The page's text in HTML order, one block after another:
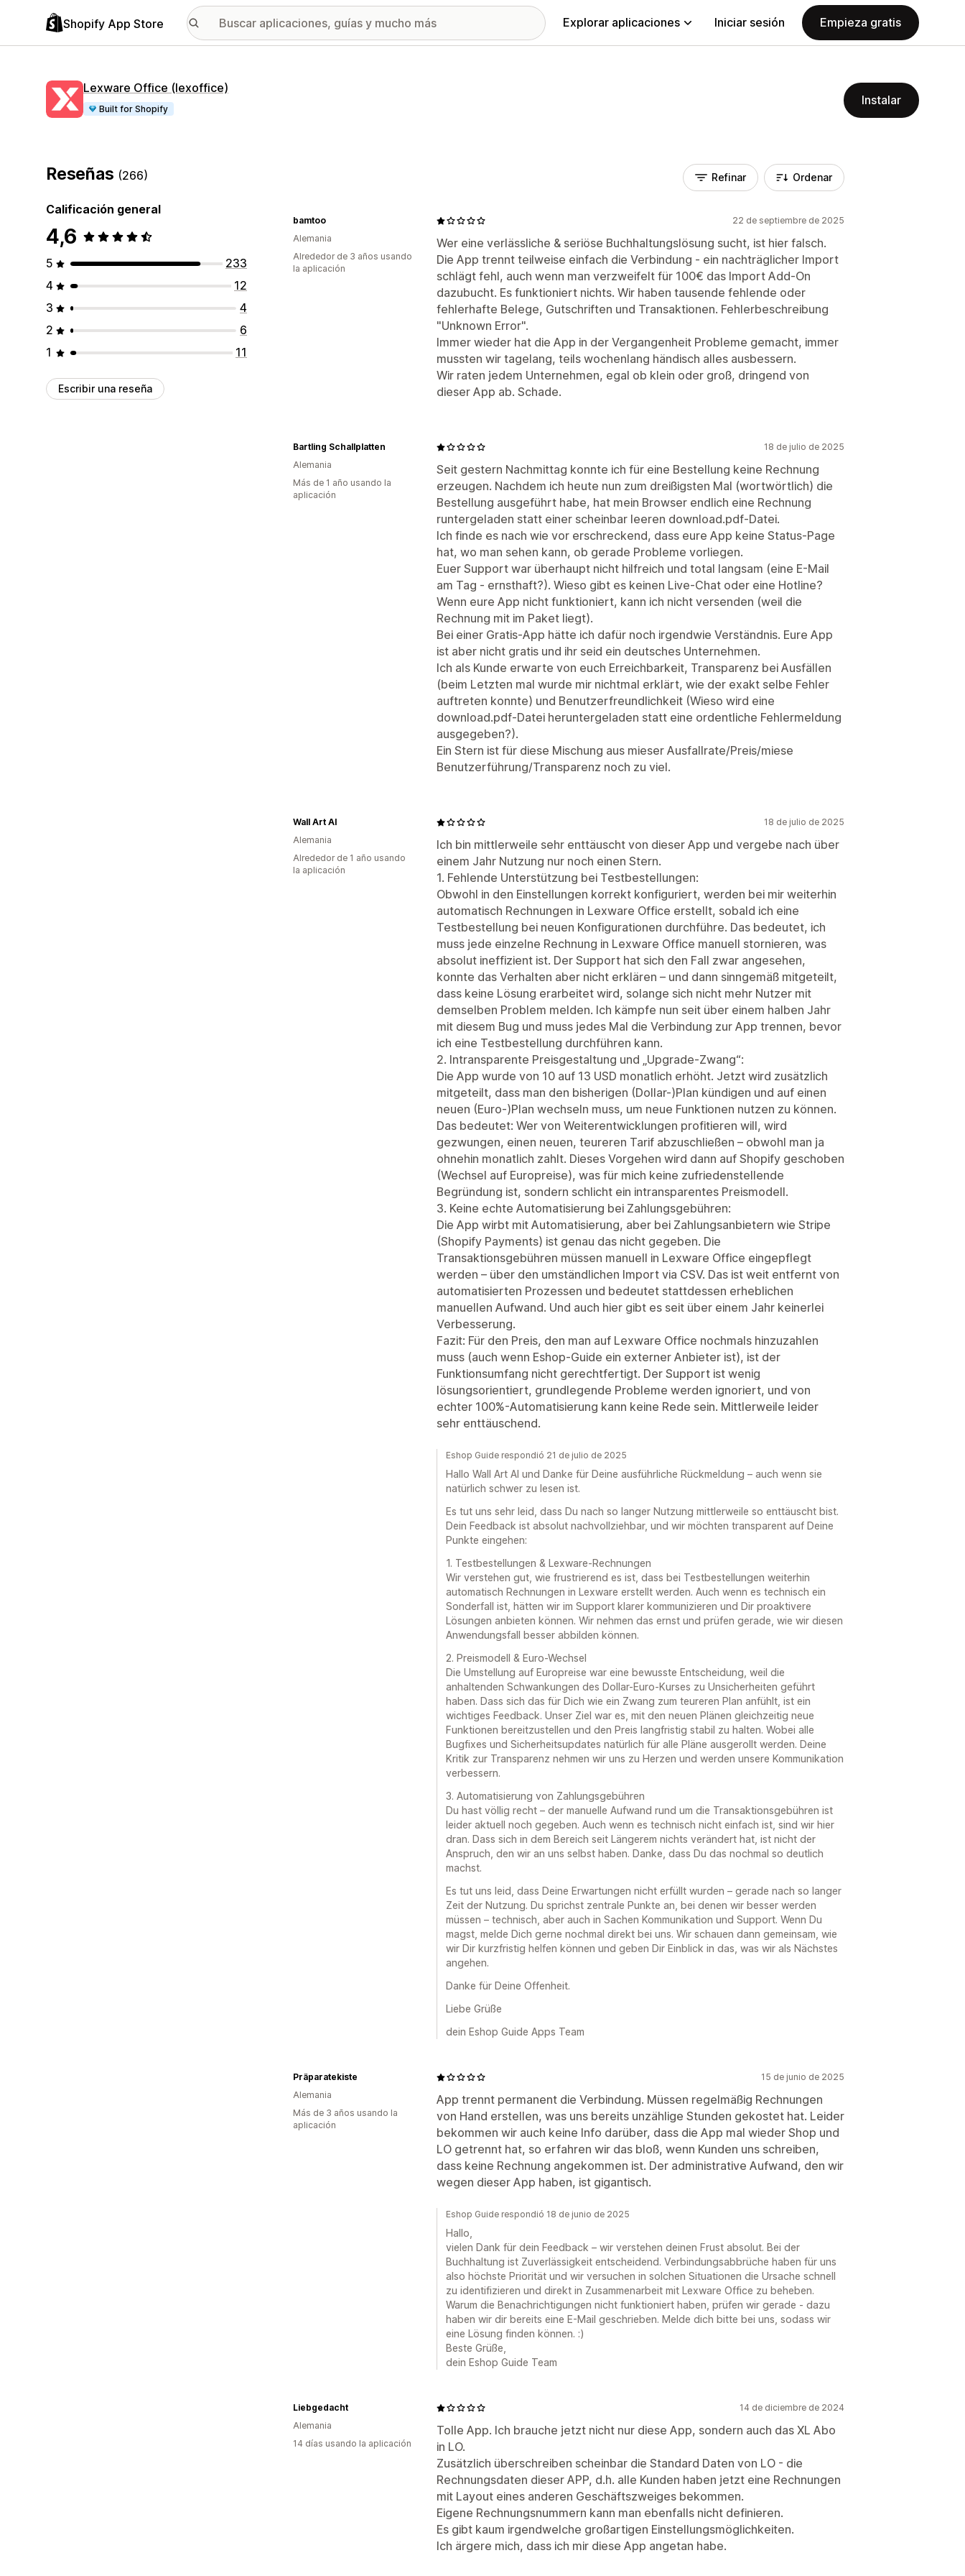
Shopify App Store Explorar aplicaciones Iniciar sesión Empieza gratis
Lexware Office (lexoffice)
Built for Shopify
Instalar
Reseñas (266)
Calificación general
4,6
5
233
4
12
3
4
2
6
1
11
Escribir una reseña
Refinar Ordenar
22 de septiembre de 2025
Wer eine verlässliche & seriöse Buchhaltungslösung sucht, ist hier falsch.
Die App trennt teilweise einfach die Verbindung - ein nachträglicher Import
schlägt fehl, auch wenn man verzweifelt für 100€ das Import Add-On
dazubucht. Es funktioniert nichts. Wir haben tausende fehlende oder
fehlerhafte Belege, Gutschriften und Transaktionen. Fehlerbeschreibung
"Unknown Error".
Immer wieder hat die App in der Vergangenheit Probleme gemacht, immer
mussten wir tagelang, teils wochenlang händisch alles ausbessern.
Wir raten jedem Unternehmen, egal ob klein oder groß, dringend von
dieser App ab. Schade.
bamtoo
Alemania
Alrededor de 3 años usando
la aplicación
18 de julio de 2025
Seit gestern Nachmittag konnte ich für eine Bestellung keine Rechnung
erzeugen. Nachdem ich heute nun zum dreißigsten Mal (wortwörtlich) die
Bestellung ausgeführt habe, hat mein Browser endlich eine Rechnung
runtergeladen statt einer scheinbar leeren download.pdf-Datei.
Ich finde es nach wie vor erschreckend, dass eure App keine Status-Page
hat, wo man sehen kann, ob gerade Probleme vorliegen.
Euer Support war überhaupt nicht hilfreich und total langsam (eine E-Mail
am Tag - ernsthaft?). Wieso gibt es keinen Live-Chat oder eine Hotline?
Wenn eure App nicht funktioniert, kann ich nicht versenden (weil die
Rechnung mit im Paket liegt).
Bei einer Gratis-App hätte ich dafür noch irgendwie Verständnis. Eure App
ist aber nicht gratis und ihr seid ein deutsches Unternehmen.
Ich als Kunde erwarte von euch Erreichbarkeit, Transparenz bei Ausfällen
(beim Letzten mal wurde mir nichtmal erklärt, wie der exakt selbe Fehler
auftreten konnte) und Benutzerfreundlichkeit (Wieso wird eine
download.pdf-Datei heruntergeladen statt eine ordentliche Fehlermeldung
ausgegeben?).
Ein Stern ist für diese Mischung aus mieser Ausfallrate/Preis/miese
Benutzerführung/Transparenz noch zu viel.
Bartling Schallplatten
Alemania
Más de 1 año usando la
aplicación
18 de julio de 2025
Ich bin mittlerweile sehr enttäuscht von dieser App und vergebe nach über
einem Jahr Nutzung nur noch einen Stern.
1. Fehlende Unterstützung bei Testbestellungen:
Obwohl in den Einstellungen korrekt konfiguriert, werden bei mir weiterhin
automatisch Rechnungen in Lexware Office erstellt, sobald ich eine
Testbestellung bei neuen Konfigurationen durchführe. Das bedeutet, ich
muss jede einzelne Rechnung in Lexware Office manuell stornieren, was
absolut ineffizient ist. Der Support hat sich den Fall zwar angesehen,
konnte das Verhalten aber nicht erklären – und dann sinngemäß mitgeteilt,
dass keine Lösung erarbeitet wird, solange sich nicht mehr Nutzer mit
demselben Problem melden. Ich kämpfe nun seit über einem halben Jahr
mit diesem Bug und muss jedes Mal die Verbindung zur App trennen, bevor
ich eine Testbestellung durchführen kann.
2. Intransparente Preisgestaltung und „Upgrade-Zwang“:
Die App wurde von 10 auf 13 USD monatlich erhöht. Jetzt wird zusätzlich
mitgeteilt, dass man den bisherigen (Dollar-)Plan kündigen und auf einen
neuen (Euro-)Plan wechseln muss, um neue Funktionen nutzen zu können.
Das bedeutet: Wer von Weiterentwicklungen profitieren will, wird
gezwungen, einen neuen, teureren Tarif abzuschließen – obwohl man ja
ohnehin monatlich zahlt. Dieses Vorgehen wird dann auf Shopify geschoben
(Wechsel auf Europreise), was für mich keine zufriedenstellende
Begründung ist, sondern schlicht ein intransparentes Preismodell.
3. Keine echte Automatisierung bei Zahlungsgebühren:
Die App wirbt mit Automatisierung, aber bei Zahlungsanbietern wie Stripe
(Shopify Payments) ist genau das nicht gegeben. Die
Transaktionsgebühren müssen manuell in Lexware Office eingepflegt
werden – über den umständlichen Import via CSV. Das ist weit entfernt von
automatisierten Prozessen und bedeutet stattdessen erheblichen
manuellen Aufwand. Und auch hier gibt es seit über einem Jahr keinerlei
Verbesserung.
Fazit: Für den Preis, den man auf Lexware Office nochmals hinzuzahlen
muss (auch wenn Eshop-Guide ein externer Anbieter ist), ist der
Funktionsumfang nicht gerechtfertigt. Der Support ist wenig
lösungsorientiert, grundlegende Probleme werden ignoriert, und von
echter 100%-Automatisierung kann keine Rede sein. Mittlerweile leider
sehr enttäuschend.
Wall Art AI
Alemania
Alrededor de 1 año usando
la aplicación
Eshop Guide respondió 21 de julio de 2025
Hallo Wall Art AI und Danke für Deine ausführliche Rückmeldung – auch wenn sie
natürlich schwer zu lesen ist.
Es tut uns sehr leid, dass Du nach so langer Nutzung mittlerweile so enttäuscht bist.
Dein Feedback ist absolut nachvollziehbar, und wir möchten transparent auf Deine
Punkte eingehen:
1. Testbestellungen & Lexware-Rechnungen
Wir verstehen gut, wie frustrierend es ist, dass bei Testbestellungen weiterhin
automatisch Rechnungen in Lexware erstellt werden. Auch wenn es technisch ein
Sonderfall ist, hätten wir im Support klarer kommunizieren und Dir proaktivere
Lösungen anbieten können. Wir nehmen das ernst und prüfen gerade, wie wir diesen
Anwendungsfall besser abbilden können.
2. Preismodell & Euro-Wechsel
Die Umstellung auf Europreise war eine bewusste Entscheidung, weil die
anhaltenden Schwankungen des Dollar-Euro-Kurses zu Unsicherheiten geführt
haben. Dass sich das für Dich wie ein Zwang zum teureren Plan anfühlt, ist ein
wichtiges Feedback. Unser Ziel war es, mit den neuen Plänen gleichzeitig neue
Funktionen bereitzustellen und den Preis langfristig stabil zu halten. Wobei alle
Bugfixes und Sicherheitsupdates natürlich für alle Pläne ausgerollt werden. Deine
Kritik zur Transparenz nehmen wir uns zu Herzen und werden unsere Kommunikation
verbessern.
3. Automatisierung von Zahlungsgebühren
Du hast völlig recht – der manuelle Aufwand rund um die Transaktionsgebühren ist
leider aktuell noch gegeben. Auch wenn es technisch nicht einfach ist, sind wir hier
dran. Dass sich in dem Bereich seit Längerem nichts verändert hat, ist nicht der
Anspruch, den wir an uns selbst haben. Danke, dass Du das nochmal so deutlich
machst.
Es tut uns leid, dass Deine Erwartungen nicht erfüllt wurden – gerade nach so langer
Zeit der Nutzung. Du sprichst zentrale Punkte an, bei denen wir besser werden
müssen – technisch, aber auch in Sachen Kommunikation und Support. Wenn Du
magst, melde Dich gerne nochmal direkt bei uns. Wir schauen dann gemeinsam, wie
wir Dir kurzfristig helfen können und geben Dir Einblick in das, was wir als Nächstes
angehen.
Danke für Deine Offenheit.
Liebe Grüße
dein Eshop Guide Apps Team
15 de junio de 2025
App trennt permanent die Verbindung. Müssen regelmäßig Rechnungen
von Hand erstellen, was uns bereits unzählige Stunden gekostet hat. Leider
bekommen wir auch keine Info darüber, dass die App mal wieder Shop und
LO getrennt hat, so erfahren wir das bloß, wenn Kunden uns schreiben,
dass keine Rechnung angekommen ist. Der administrative Aufwand, den wir
wegen dieser App haben, ist gigantisch.
Präparatekiste
Alemania
Más de 3 años usando la
aplicación
Eshop Guide respondió 18 de junio de 2025
Hallo,
vielen Dank für dein Feedback – wir verstehen deinen Frust absolut. Bei der
Buchhaltung ist Zuverlässigkeit entscheidend. Verbindungsabbrüche haben für uns
also höchste Priorität und wir versuchen in solchen Situationen die Ursache schnell
zu identifizieren und direkt in Zusammenarbeit mit Lexware Office zu beheben.
Warum die Benachrichtigungen nicht funktioniert haben, prüfen wir gerade - dazu
haben wir dir bereits eine E-Mail geschrieben. Melde dich bitte bei uns, sodass wir
eine Lösung finden können. :)
Beste Grüße,
dein Eshop Guide Team
14 de diciembre de 2024
Tolle App. Ich brauche jetzt nicht nur diese App, sondern auch das XL Abo
in LO.
Zusätzlich überschreiben scheinbar die Standard Daten von LO - die
Rechnungsdaten dieser APP, d.h. alle Kunden haben jetzt eine Rechnungen
mit Layout eines anderen Geschäftszweiges bekommen.
Eigene Rechnungsnummern kann man ebenfalls nicht definieren.
Es gibt kaum irgendwelche großartigen Einstellungsmöglichkeiten.
Ich ärgere mich, dass ich mir diese App angetan habe.
Liebgedacht
Alemania
14 días usando la aplicación